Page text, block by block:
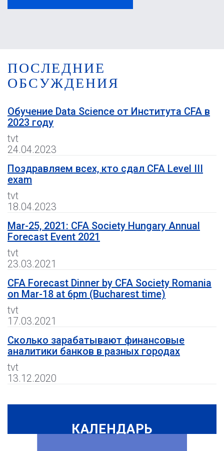
ПОСЛЕДНИЕ
ОБСУЖДЕНИЯ
Обучение Data Science от Института CFA в
2023 году
tvt
24.04.2023
Поздравляем всех, кто сдал CFA Level III
exam
tvt
18.04.2023
Mar-25, 2021: CFA Society Hungary Annual
Forecast Event 2021
tvt
23.03.2021
CFA Forecast Dinner by CFA Society Romania
on Mar-18 at 6pm (Bucharest time)
tvt
17.03.2021
Сколько зарабатывают финансовые
аналитики банков в разных городах
tvt
13.12.2020
КАЛЕНДАРЬ